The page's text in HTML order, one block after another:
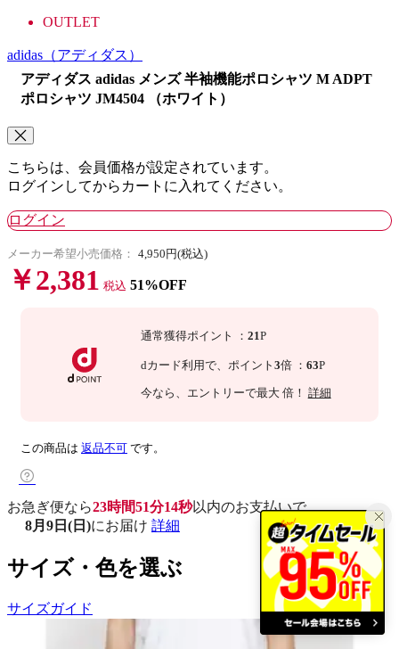
OUTLET
adidas （アディダス）
アディダス adidas メンズ 半袖機能ポロシャツ M ADPT
ポロシャツ JM4504 （ホワイト）
こちらは、会員価格が設定されています。
ログインしてからカートに入れてください。
ログイン
メーカー希望小売価格： 4,950円(税込)
￥2,381 税込 51%OFF
通常獲得ポイント ： 21P
dカード利用で、 ポイント 3倍 ： 63P
今なら 、エントリーで最大 倍！ 詳細
この商品は 返品不可 です。
お急ぎ便なら23時間51分13秒以内のお支払いで
8月9日(日)にお届け 詳細
サイズ・色を選ぶ
サイズガイド